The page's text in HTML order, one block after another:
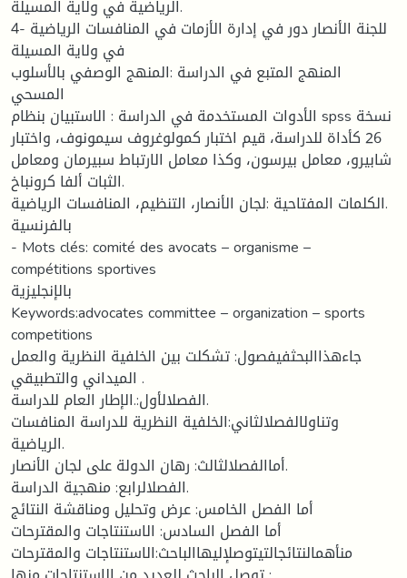
الرياضية في ولاية المسيلة.
4- للجنة الأنصار دور في إدارة الأزمات في المنافسات الرياضية
في ولاية المسيلة
المنهج المتبع في الدراسة :المنهج الوصفي بالأسلوب
المسحي
الأدوات المستخدمة في الدراسة : الاستبيان بنظام spss نسخة
26 كأداة للدراسة، قيم اختبار كمولوغروف سيمونوف، واختبار
شابيرو، معامل بيرسون، وكذا معامل الارتباط سبيرمان ومعامل
الثبات ألفا كرونباخ.
الكلمات المفتاحية :لجان الأنصار، التنظيم، المنافسات الرياضية.
بالفرنسية
- Mots clés: comité des avocats – organisme –
compétitions sportives
بالإنجليزية
Keywords:advocates committee – organization – sports
competitions
جاءهذاالبحثفيفصول: تشكلت بين الخلفية النظرية والعمل
الميداني والتطبيقي .
الفصلالأول:.الإطار العام للدراسة.
وتناولالفصلالثاني:الخلفية النظرية للدراسة المنافسات
الرياضية.
أماالفصلالثالث: رهان الدولة على لجان الأنصار.
الفصلالرابع: منهجية الدراسة.
أما الفصل الخامس: عرض وتحليل ومناقشة النتائج
أما الفصل السادس: الاستنتاجات والمقترحات
منأهمالنتائجالتيتوصلإليهاالباحث:الاستنتاجات والمقترحات